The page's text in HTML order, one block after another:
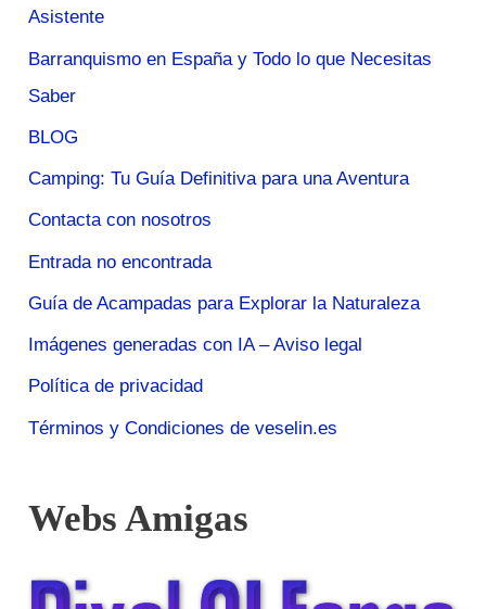
Asistente
Barranquismo en España y Todo lo que Necesitas
Saber
BLOG
Camping: Tu Guía Definitiva para una Aventura
Contacta con nosotros
Entrada no encontrada
Guía de Acampadas para Explorar la Naturaleza
Imágenes generadas con IA – Aviso legal
Política de privacidad
Términos y Condiciones de veselin.es
Webs Amigas